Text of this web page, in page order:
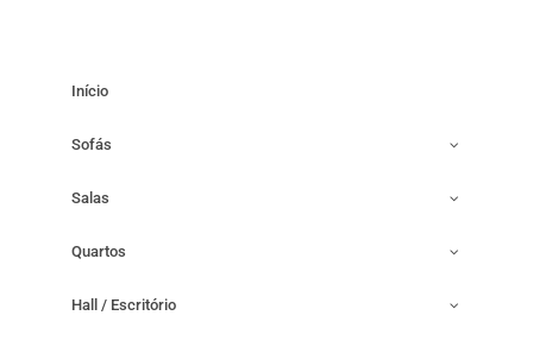
Início
Sofás
Salas
Quartos
Hall / Escritório